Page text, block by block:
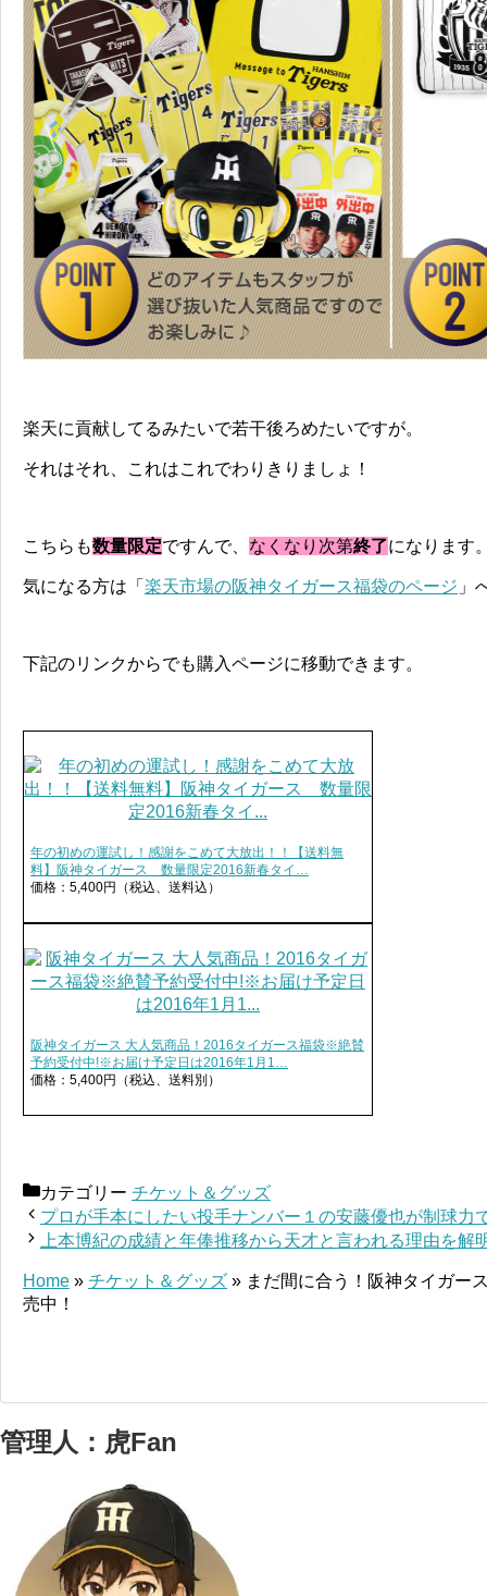
楽天に貢献してるみたいで若干後ろめたいですが。
それはそれ、これはこれでわりきりましょ！
こちらも数量限定ですんで、 なくなり次第終了になります
気になる方は「 楽天市場の阪神タイガース福袋のページ 」
下記のリンクからでも購入ページに移動できます。
年の初めの運試し！感謝をこめて大放出！！【送料無
料】阪神タイガース 数量限定2016新春タイ…
価格：5,400円（税込、送料込）
阪神タイガース 大人気商品！2016タイガース福袋※絶賛
予約受付中!※お届け予定日は2016年1月1…
価格：5,400円（税込、送料別）
カテゴリー チケット＆グッズ
プロが手本にしたい投手ナンバー１の安藤優也が制球力
上本博紀の成績と年俸推移から天才と言われる理由を解
Home » チケット＆グッズ » まだ間に合う！阪神タイガー
売中！
管理人：虎Fan